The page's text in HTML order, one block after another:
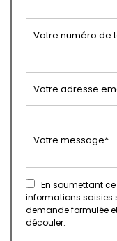
En soumettant
informations saisies
demande formulée
découler.